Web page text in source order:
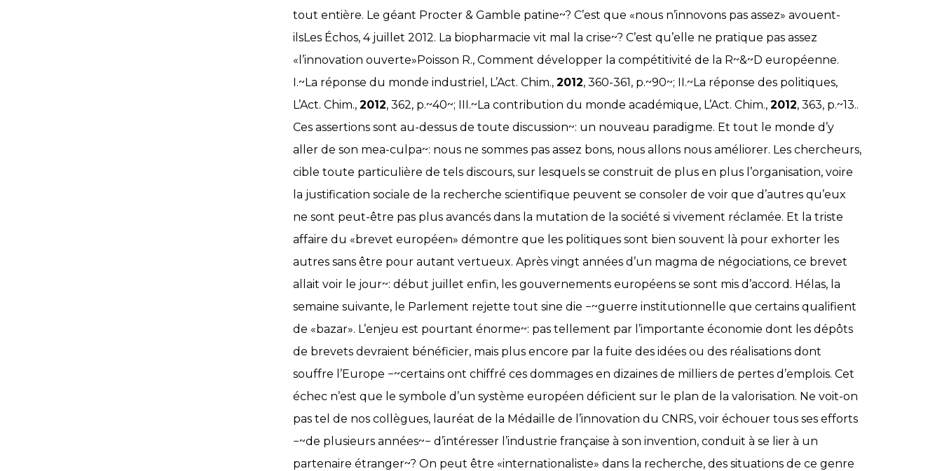
tout entière. Le géant Procter & Gamble patine~? C’est que «nous n’innovons pas assez» avouent-
ilsLes Échos, 4 juillet 2012. La biopharmacie vit mal la crise~? C’est qu’elle ne pratique pas assez
«l’innovation ouverte»Poisson R., Comment développer la compétitivité de la R~&~D européenne.
I.~La réponse du monde industriel, L’Act. Chim., 2012, 360-361, p.~90~; II.~La réponse des politiques,
L’Act. Chim., 2012, 362, p.~40~; III.~La contribution du monde académique, L’Act. Chim., 2012, 363, p.~13..
Ces assertions sont au-dessus de toute discussion~: un nouveau paradigme. Et tout le monde d’y
aller de son mea-culpa~: nous ne sommes pas assez bons, nous allons nous améliorer. Les chercheurs,
cible toute particulière de tels discours, sur lesquels se construit de plus en plus l’organisation, voire
la justification sociale de la recherche scientifique peuvent se consoler de voir que d’autres qu’eux
ne sont peut-être pas plus avancés dans la mutation de la société si vivement réclamée. Et la triste
affaire du «brevet européen» démontre que les politiques sont bien souvent là pour exhorter les
autres sans être pour autant vertueux. Après vingt années d’un magma de négociations, ce brevet
allait voir le jour~: début juillet enfin, les gouvernements européens se sont mis d’accord. Hélas, la
semaine suivante, le Parlement rejette tout sine die −~guerre institutionnelle que certains qualifient
de «bazar». L’enjeu est pourtant énorme~: pas tellement par l’importante économie dont les dépôts
de brevets devraient bénéficier, mais plus encore par la fuite des idées ou des réalisations dont
souffre l’Europe −~certains ont chiffré ces dommages en dizaines de milliers de pertes d’emplois. Cet
échec n’est que le symbole d’un système européen déficient sur le plan de la valorisation. Ne voit-on
pas tel de nos collègues, lauréat de la Médaille de l’innovation du CNRS, voir échouer tous ses efforts
−~de plusieurs années~− d’intéresser l’industrie française à son invention, conduit à se lier à un
partenaire étranger~? On peut être «internationaliste» dans la recherche, des situations de ce genre